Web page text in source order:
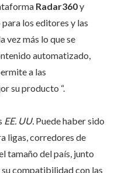
Radar360y
los editores y las
vez más lo que se
automatizado,
a las
su producto “.
EE. UU. Puede haber sido
ligas, corredores de
tamaño del país, junto
compatibilidad con las